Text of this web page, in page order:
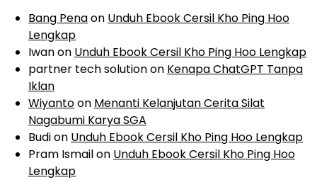
Bang Penaon Unduh Ebook Cersil Kho Ping Hoo
Lengkap
Iwanon Unduh Ebook Cersil Kho Ping Hoo Lengkap
partner tech solutionon Kenapa ChatGPT Tanpa
Iklan
Wiyantoon Menanti Kelanjutan Cerita Silat
Nagabumi Karya SGA
Budion Unduh Ebook Cersil Kho Ping Hoo Lengkap
Pram Ismailon Unduh Ebook Cersil Kho Ping Hoo
Lengkap